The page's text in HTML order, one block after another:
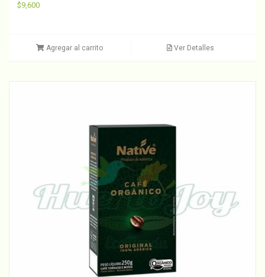
$9,600
Agregar al carrito Ver Detalles